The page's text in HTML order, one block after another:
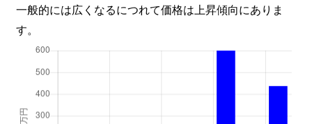
一般的には広くなるにつれて価格は上昇傾向にありま
す。